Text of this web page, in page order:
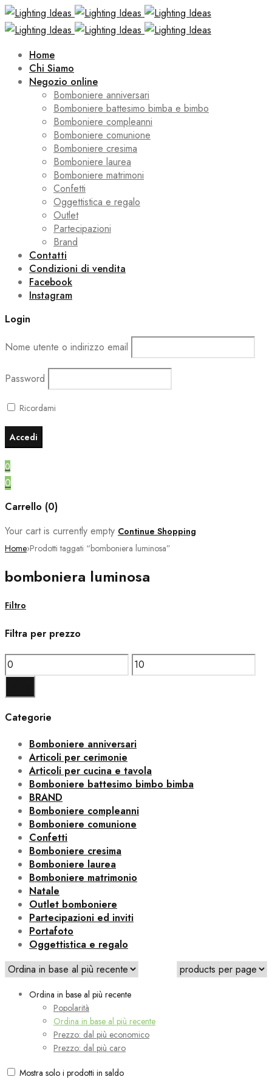
Home
Chi Siamo
Negozio online
Bomboniere anniversari
Bomboniere battesimo bimba e bimbo
Bomboniere compleanni
Bomboniere comunione
Bomboniere cresima
Bomboniere laurea
Bomboniere matrimoni
Confetti
Oggettistica e regalo
Outlet
Partecipazioni
Brand
Contatti
Condizioni di vendita
Facebook
Instagram
Login
Nome utente o indirizzo email
Password
Ricordami
0
0
Carrello (0)
Your cart is currently empty Continue Shopping
Home›Prodotti taggati “bomboniera luminosa”
bomboniera luminosa
Filtro
Filtra per prezzo
Prezzo
Min
Prezzo
Max
Categorie
Bomboniere anniversari
Articoli per cerimonie
Articoli per cucina e tavola
Bomboniere battesimo bimbo bimba
BRAND
Bomboniere compleanni
Bomboniere comunione
Confetti
Bomboniere cresima
Bomboniere laurea
Bomboniere matrimonio
Natale
Outlet bomboniere
Partecipazioni ed inviti
Portafoto
Oggettistica e regalo
Ordina in base al più recente
Popolarità
Ordina in base al più recente
Prezzo: dal più economico
Prezzo: dal più caro
Mostra solo i prodotti in saldo